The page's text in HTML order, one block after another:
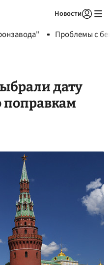
Новости
Проблемы с
дату
поправкам